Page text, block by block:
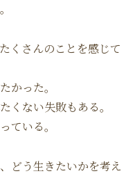
くさんのことを感じて
かった。
くない失敗もある。
ている。
どう生きたいかを考え